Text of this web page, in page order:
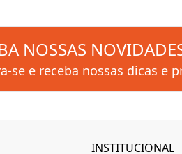
NOSSAS
se e receba nossas dicas e
INSTITUCIONAL